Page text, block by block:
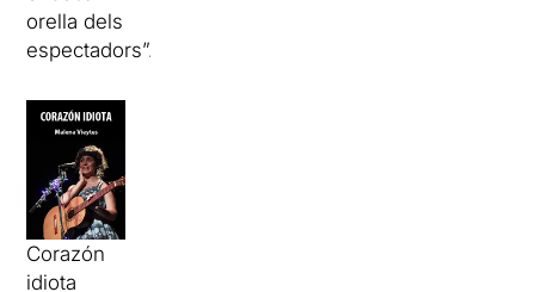
orella dels
espectadors”.
Corazón
idiota